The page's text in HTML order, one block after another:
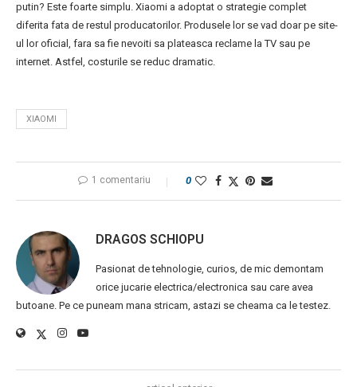
putin? Este foarte simplu. Xiaomi a adoptat o strategie complet
diferita fata de restul producatorilor. Produsele lor se vad doar pe site-
ul lor oficial, fara sa fie nevoiti sa plateasca reclame la TV sau pe
internet. Astfel, costurile se reduc dramatic.
XIAOMI
1 comentariu 0
DRAGOS SCHIOPU
Pasionat de tehnologie, curios, de mic demontam
orice jucarie electrica/electronica sau care avea
butoane. Pe ce puneam mana stricam, astazi se cheama ca le testez.